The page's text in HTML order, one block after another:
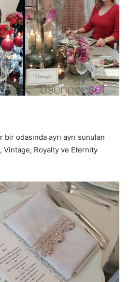
odasında ayrı ayrı sunulan
Vintage, Royalty ve Eternity